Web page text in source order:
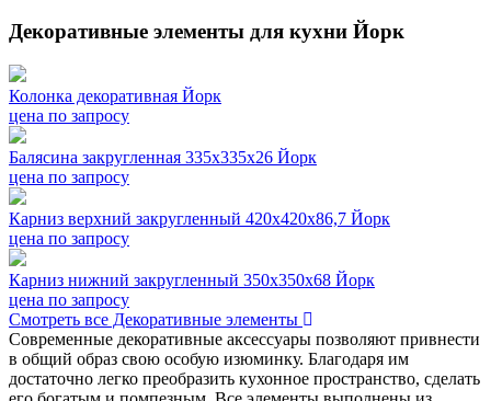
Декоративные элементы для кухни Йорк
Колонка декоративная Йорк
цена по запросу
Балясина закругленная 335х335х26 Йорк
цена по запросу
Карниз верхний закругленный 420х420х86,7 Йорк
цена по запросу
Карниз нижний закругленный 350х350х68 Йорк
цена по запросу
Смотреть все Декоративные элементы
Современные декоративные аксессуары позволяют привнести
в общий образ свою особую изюминку. Благодаря им
достаточно легко преобразить кухонное пространство, сделать